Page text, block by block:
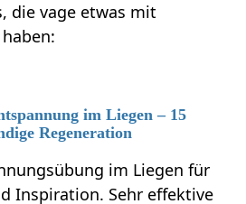
die vage etwas mit
im Liegen – 15
Regeneration
im Liegen für
Inspiration. Sehr effektive